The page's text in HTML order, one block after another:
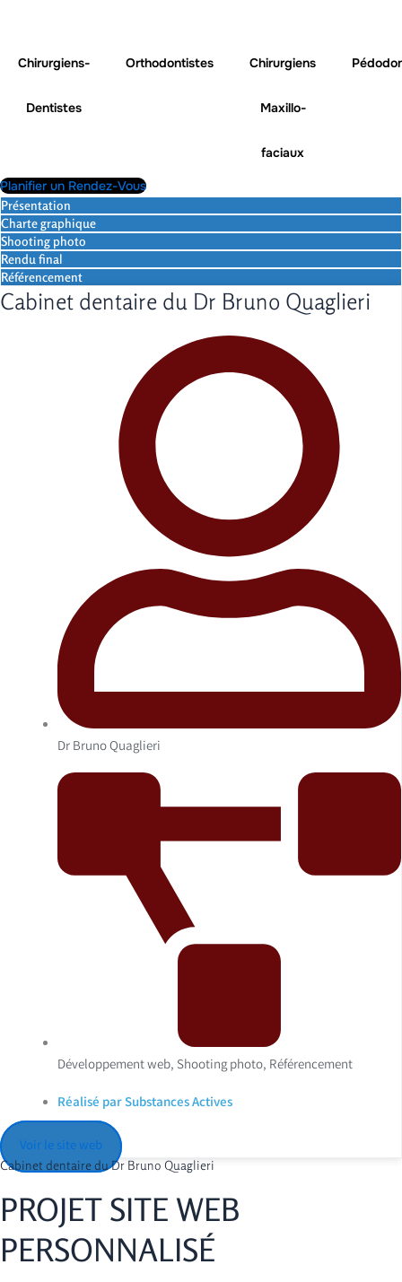
Chirurgiens-
Dentistes
Orthodontistes Chirurgiens
Maxillo-
faciaux
Planifier un Rendez-Vous
Présentation
Charte graphique
Shooting photo
Rendu final
Référencement
Cabinet dentaire du Dr Bruno Quaglieri
Dr Bruno Quaglieri
Développement web, Shooting photo, Référencement
Réalisé par Substances Actives
Voir le site web
Cabinet dentaire du Dr Bruno Quaglieri
PROJET SITE WEB
PERSONNALISÉ